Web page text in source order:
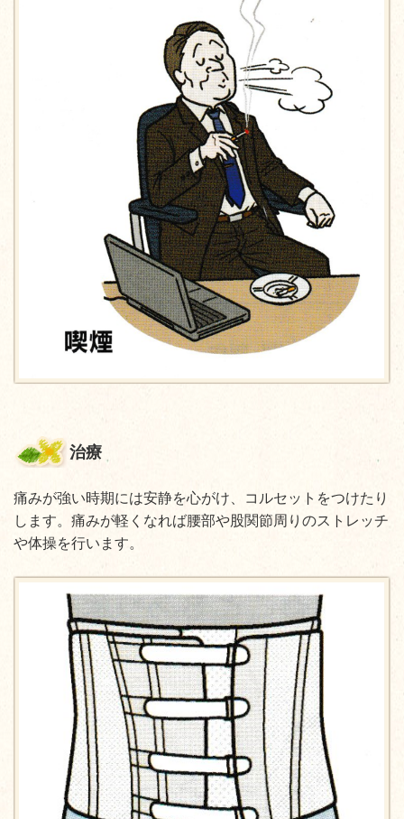
治療
痛みが強い時期には安静を心がけ、
コルセットをつけたり
します。痛みが軽くなれば腰部や股関節周りのストレッチ
や体操を行います。